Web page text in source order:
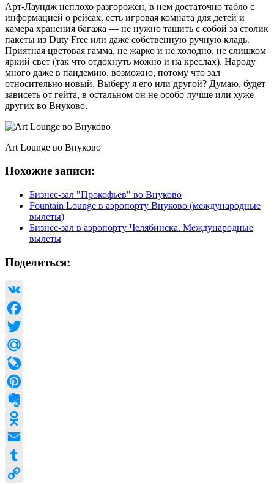
Арт-Лаундж неплохо разгорожен, в нем достаточно табло с
информацией о рейсах, есть игровая комната для детей и
камера хранения багажа — не нужно тащить с собой за столик
пакеты из Duty Free или даже собственную ручную кладь.
Приятная цветовая гамма, не жарко и не холодно, не слишком
яркий свет (так что отдохнуть можно и на креслах). Народу
много даже в пандемию, возможно, потому что зал
относительно новый. Выберу я его или другой? Думаю, будет
зависеть от гейта, в остальном он не особо лучше или хуже
других во Внуково.
Art Lounge во Внуково
Похожие записи:
Бизнес-зал "Прокофьев" во Внуково
Fountain Lounge в аэропорту Внуково (международные
вылеты)
Бизнес-зал в аэропорту Челябинска. Международные
вылеты
Поделиться:
VK
Facebook
Twitter
Mail.Ru
LiveJournal
Pinterest
Evernote
Odnoklassniki
Email
Tumblr